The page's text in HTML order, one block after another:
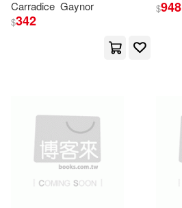
Workman Calendars(43)
Bah Humbug Xmas(42)
John(37)
Big Hit Entertainment(22)
Parragon Inc(22)
Carradice Gaynor
$342
$948